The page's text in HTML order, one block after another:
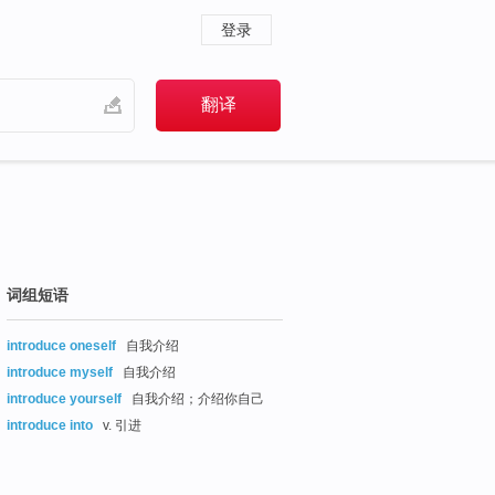
登录
词组短语
introduce oneself
自我介绍
introduce myself
自我介绍
introduce yourself
自我介绍；介绍你自己
introduce into
v. 引进